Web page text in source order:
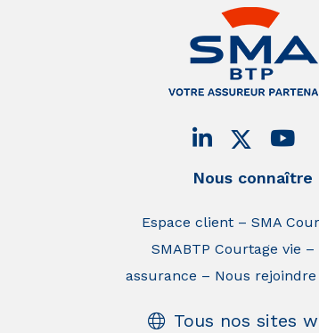
Nous connaître
Espace client
SMA
SMABTP Courtage vie
assurance
Nous rejoindre
Tous nos sites